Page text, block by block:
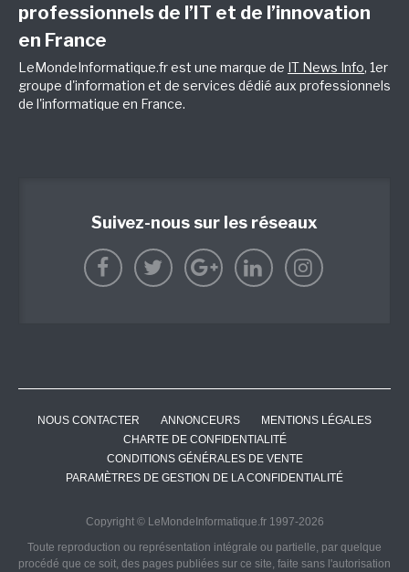
professionnels de l’IT et de l’innovation
en France
LeMondeInformatique.fr est une marque de IT News Info, 1er
groupe d'information et de services dédié aux professionnels
de l'informatique en France.
Suivez-nous sur les réseaux
NOUS CONTACTER ANNONCEURS
MENTIONS LÉGALES
CHARTE DE CONFIDENTIALITÉ
CONDITIONS GÉNÉRALES DE VENTE
PARAMÈTRES DE GESTION DE LA CONFIDENTIALITÉ
Copyright © LeMondeInformatique.fr 1997-2026
Toute reproduction ou représentation intégrale ou partielle, par quelque
procédé que ce soit, des pages publiées sur ce site, faite sans l'autorisation